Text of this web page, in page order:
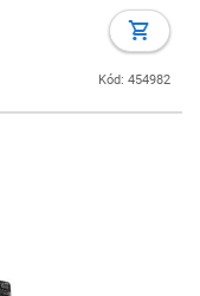
Kód: 454982